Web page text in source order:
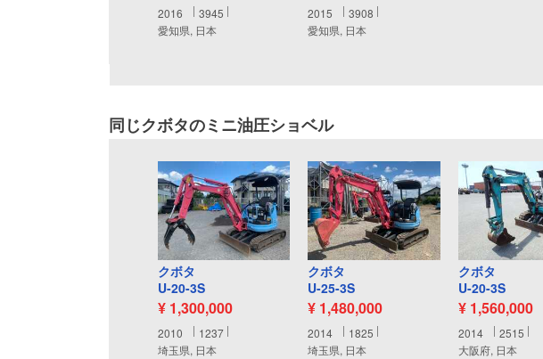
2016
3945
愛知県, 日本
2015
3908
愛知県, 日本
同じクボタのミニ油圧ショベル
クボタ
U-20-3S
¥ 1,300,000
2010
1237
埼玉県, 日本
クボタ
U-25-3S
¥ 1,480,000
2014
1825
埼玉県, 日本
クボタ
U-20-3S
¥ 1,560,000
2014
2515
大阪府, 日本